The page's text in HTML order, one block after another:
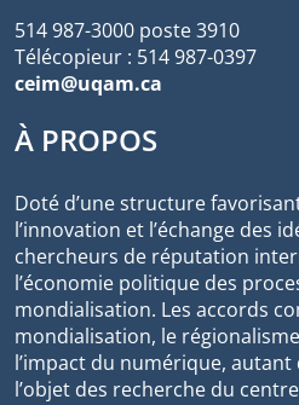
514 987-3000 poste 3910
Télécopieur : 514 987-0397
ceim@uqam.ca
À PROPOS
Doté d’une structure
l’innovation et l’échange des
chercheurs de réputation
l’économie politique des
mondialisation. Les accords
mondialisation, le
l’impact du numérique,
l’objet des recherche du